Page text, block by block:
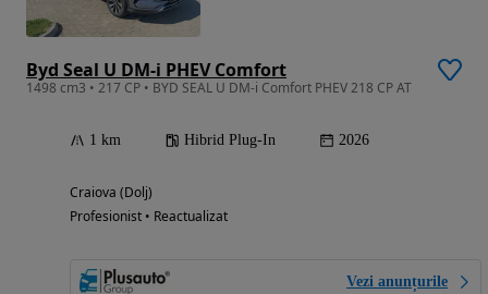
Byd Seal U DM-i PHEV Comfort
1498 cm3 • 217 CP • BYD SEAL U DM-i Comfort PHEV 218 CP AT
1 km Hibrid Plug-In 2026
Craiova (Dolj)
Profesionist • Reactualizat
Vezi anunțurile